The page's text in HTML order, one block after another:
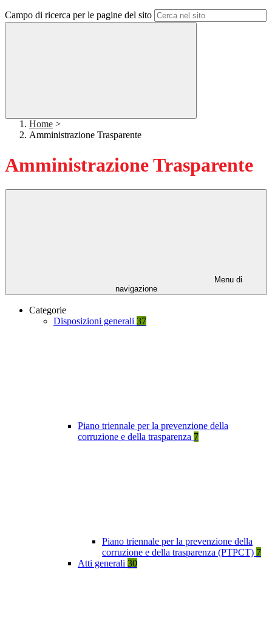
Campo di ricerca per le pagine del sito
Home >
Amministrazione Trasparente
Amministrazione Trasparente
Menu di
navigazione
Categorie
Disposizioni generali 37
Piano triennale per la prevenzione della
corruzione e della trasparenza 7
Piano triennale per la prevenzione della
corruzione e della trasparenza (PTPCT) 7
Atti generali 30